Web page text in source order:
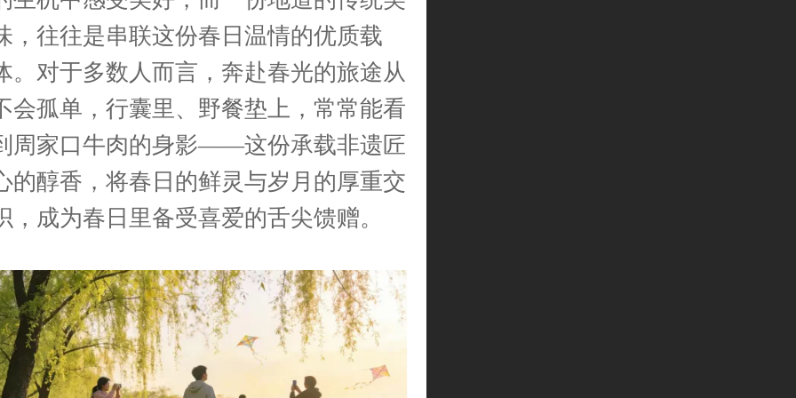
，往往是串联这份春日温情的优质载
。对于多数人而言，奔赴春光的旅途从
会孤单，行囊里、野餐垫上，常常能看
周家口牛肉的身影——这份承载非遗匠
的醇香，将春日的鲜灵与岁月的厚重交
，成为春日里备受喜爱的舌尖馈赠。